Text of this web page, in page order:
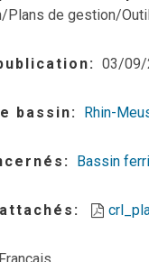
Plans de gestion/
03/09/
bassin Rhin-
Bassin